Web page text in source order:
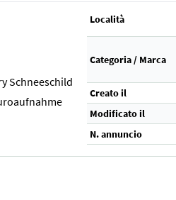
Schneeschild
Località
Categoria / Marca
Creato il
Modificato il
N. annuncio